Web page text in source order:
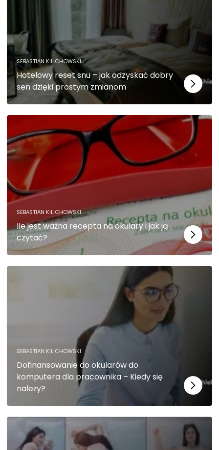
SEBASTIAN KILICHOWSKI
Hotelowy reset snu – jak odzyskać dobry
sen dzięki prostym zmianom
SEBASTIAN KILICHOWSKI
Ile jest ważna recepta na okulary i jak ją
czytać?
SEBASTIAN KILICHOWSKI
Dofinansowanie do okularów do
komputera dla pracownika – Kiedy się
należy?
o
n